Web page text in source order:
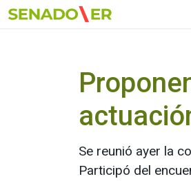
Ir al menú principal
Se reunió ayer la
Participó del